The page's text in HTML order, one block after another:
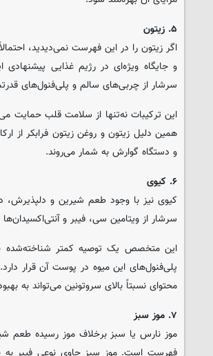
۵. زیتون
اگر زیتون را در این فهرست نمی‌دیدید،
و جایگاه ویژه‌ای در رژیم غذایی
سرشار از چربی‌های سالم و پلی‌فنول‌های
این ترکیبات نه‌تنها از سلامت قلب حمایت
همین دلیل زیتون و روغن زیتون فرابکر از
و دستگاه گوارش به شمار می‌روند.
۶. کیوی
کیوی نیز با وجود طعم شیرین و دلپذیرش،
سرشار از ویتامین سی، فیبر و
این متخصص یک توصیه کمتر شناخته‌شده
پلی‌فنول‌های این میوه در پوست آن قرار
محتوای نسبتاً بالای سروتونین می‌تواند به
۷. موز سبز
موز نارس یا سبز برخلاف موز رسیده طعم